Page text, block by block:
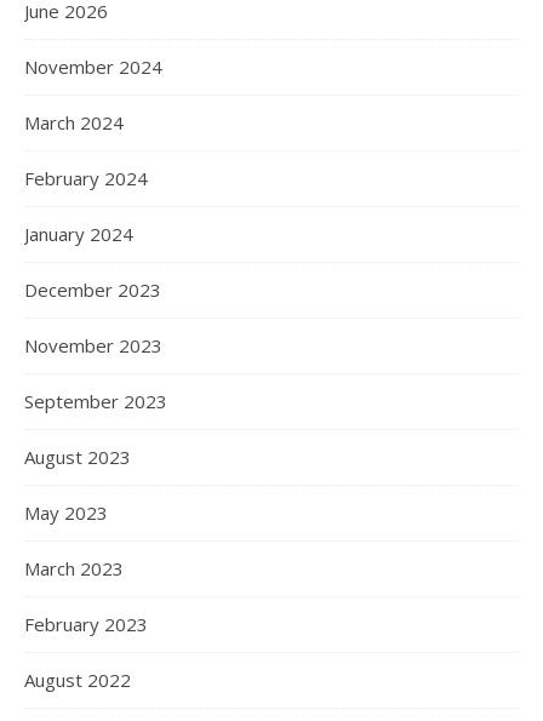
June 2026
November 2024
March 2024
February 2024
January 2024
December 2023
November 2023
September 2023
August 2023
May 2023
March 2023
February 2023
August 2022